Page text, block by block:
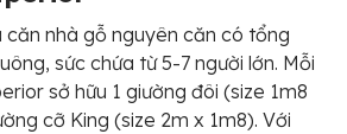
căn nhà gỗ nguyên căn có tổng
sức chứa từ 5-7 người lớn. Mỗi
sở hữu 1 giường đôi (size 1m8
cỡ King (size 2m x 1m8). Với